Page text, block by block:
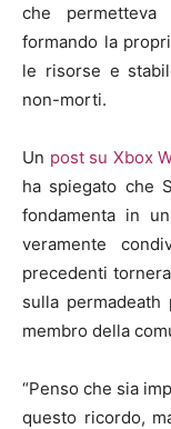
che permetteva
formando la
le risorse e
non-morti.
Un post su Xbox
ha spiegato che
fondamenta in
veramente
precedenti
sulla
membro della
“Penso che sia
questo ricordo,